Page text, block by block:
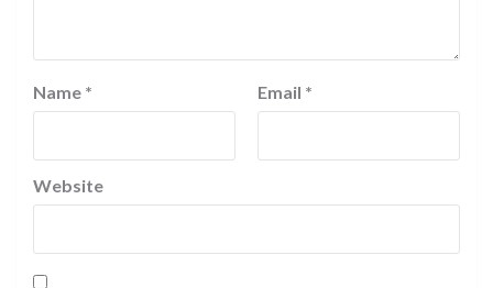
Name * Email *
Website